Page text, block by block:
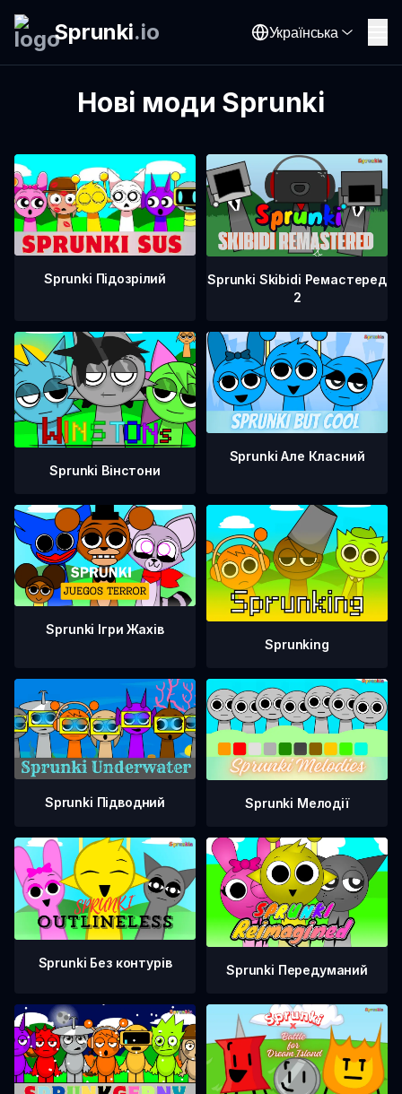
Sprunki.io Українська
Нові моди Sprunki
Sprunki Підозрілий
Sprunki Skibidi Ремастеред
2
Sprunki Вінстони
Sprunki Але Класний
Sprunki Ігри Жахів
Sprunking
Sprunki Підводний Sprunki Мелодії
Sprunki Без контурів Sprunki Передуманий